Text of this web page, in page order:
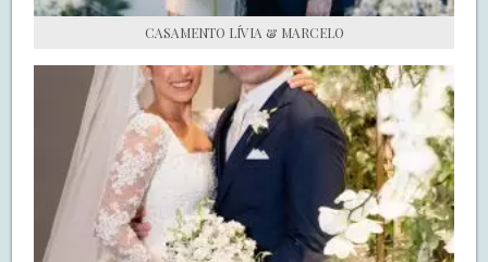
CASAMENTO LÍVIA & MARCELO